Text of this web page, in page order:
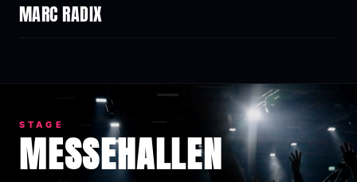
MARC RADIX
STAGE
MESSEHALLEN